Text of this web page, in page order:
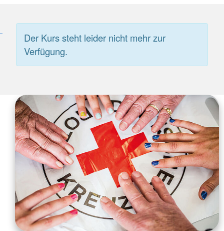
Der Kurs steht leider nicht mehr zur
Verfügung.